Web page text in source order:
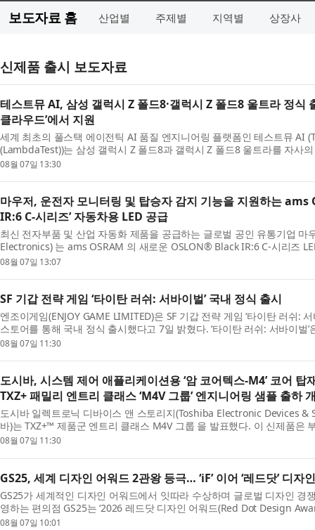
보도자료 홈 산업별 주제별 지역별 상장사
신제품 출시 보도자료
테스트뮤 AI, 삼성 갤럭시 Z 폴드8·갤럭시 Z 폴드8 울트라 정식
클라우드’에서 지원
세계 최초의 풀스택 에이전틱 AI 품질 엔지니어링 플랫폼인 테스트뮤 AI
(LambdaTest))는 삼성 갤럭시 Z 폴드8과 갤럭시 Z 폴드8 울트라를 자사
Device Cloud) 에서 테스트할 수 있게 됐다고 발표했다. 삼성...
08월 07일 13:30
마우저, 운전자 모니터링 및 탑승자 감지 기능을 지원하는 ams
IR:6 C-시리즈’ 자동차용 LED 공급
최신 전자부품 및 산업 자동화 제품을 공급하는 글로벌 공인 유통기업 마
Electronics) 는 ams OSRAM 의 새로운 OSLON® Black IR:6 C-시리즈
Black IR:6 LED 는 운전자 및 탑승자 모니터링과 탑승 감지 등 ...
08월 07일 13:07
SF 기갑 전략 게임 ‘타이탄 러쉬: 서바이벌’ 국내 정식 출시
엔조이게임(ENJOY GAME LIMITED)은 SF 기갑 전략 게임 ‘타이탄 러쉬:
스토어를 통해 국내 정식 출시했다고 7일 밝혔다. ‘타이탄 러쉬: 서바이벌
녀 지휘관 모집, 피난처 운영 등을 결합한 SF 기...
08월 07일 11:30
도시바, 시스템 제어 애플리케이션용 ‘암 코어텍스-M4’ 코어 탑
TXZ+ 패밀리 엔트리 클래스 ‘M4V 그룹’ 엔지니어링 샘플 출하
도시바 일렉트로닉 디바이스 앤 스토리지(Toshiba Electronic Devices
바)는 TXZ+™ 제품군 엔트리 클래스 M4V 그룹 을 발표했다. 이 신제품은
코어텍스-M4(Arm® Cortex®-M4) 코어를 탑재해 IoT 디...
08월 07일 11:30
GS25, 세계 디자인 어워드 2관왕 등극… ‘iF’ 이어 ‘레드닷’ 디자
GS25가 세계적인 디자인 어워드에서 잇따라 수상하며 글로벌 디자인 경
영하는 편의점 GS25는 ‘2026 레드닷 디자인 어워드(Red Dot Design
에서 본상을 수상했다고 7일 밝혔다. 이번 수상으로 GS25...
08월 07일 10:01